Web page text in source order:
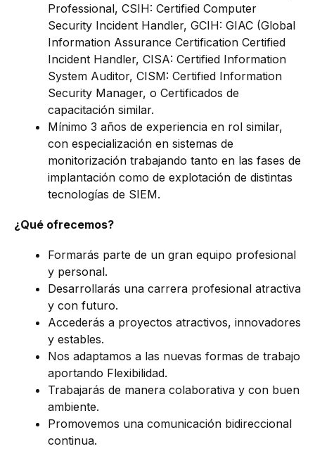
Professional, CSIH: Certified Computer
Security Incident Handler, GCIH: GIAC (Global
Information Assurance Certification Certified
Incident Handler, CISA: Certified Information
System Auditor, CISM: Certified Information
Security Manager, o Certificados de
capacitación similar.
Mínimo 3 años de experiencia en rol similar,
con especialización en sistemas de
monitorización trabajando tanto en las fases de
implantación como de explotación de distintas
tecnologías de SIEM.
¿Qué ofrecemos?
Formarás parte de un gran equipo profesional
y personal.
Desarrollarás una carrera profesional atractiva
y con futuro.
Accederás a proyectos atractivos, innovadores
y estables.
Nos adaptamos a las nuevas formas de trabajo
aportando Flexibilidad.
Trabajarás de manera colaborativa y con buen
ambiente.
Promovemos una comunicación bidireccional
continua.